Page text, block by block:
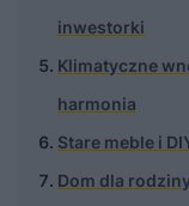
inwestorki
Klimatyczne
harmonia
Stare meble i
Dom dla